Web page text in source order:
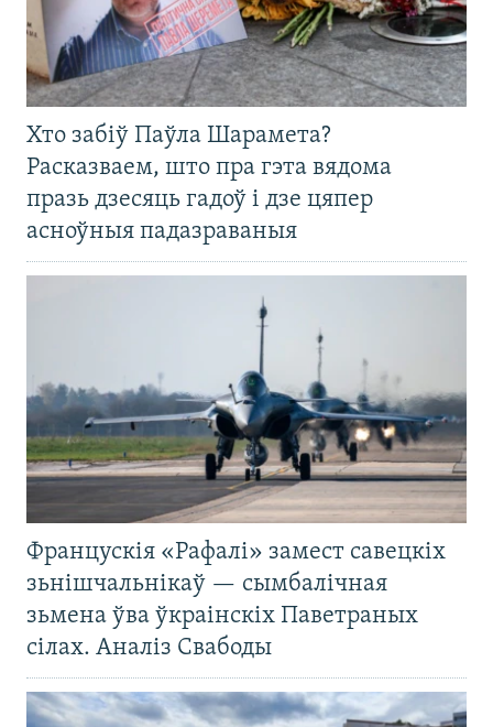
Хто забіў Паўла Шарамета?
Расказваем, што пра гэта вядома
празь дзесяць гадоў і дзе цяпер
асноўныя падазраваныя
Францускія «Рафалі» замест савецкіх
зьнішчальнікаў — сымбалічная
зьмена ўва ўкраінскіх Паветраных
сілах. Аналіз Свабоды